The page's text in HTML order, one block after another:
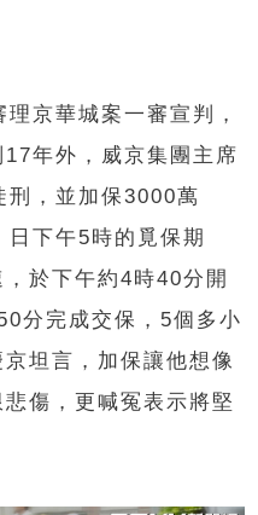
京華城案一審宣判，
年外，威京集團主席
刑，並加保3000萬
下午5時的覓保期
於下午約4時40分開
分完成交保，5個多小
坦言，加保讓他想像
傷，更喊冤表示將堅